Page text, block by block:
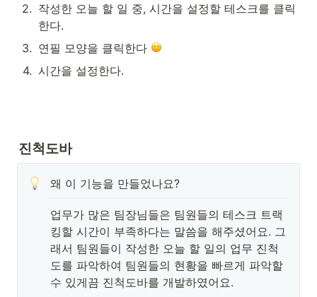
2. 작성한 오늘 할 일 중, 시간을 설정할 테스크를 클릭
한다.
3. 연필 모양을 클릭한다
4. 시간을 설정한다.
진척도바
왜 이 기능을 만들었나요?
업무가 많은 팀장님들은 팀원들의 테스크 트랙
킹할 시간이 부족하다는 말씀을 해주셨어요. 그
래서 팀원들이 작성한 오늘 할 일의 업무 진척
도를 파악하여 팀원들의 현황을 빠르게 파악할
수 있게끔 진척도바를 개발하였어요.